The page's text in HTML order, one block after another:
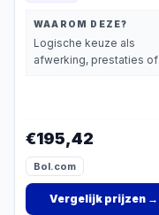
Waterdicht
Scheurbestendig -
Universeel - Zwart
WAAROM DEZE?
Logische keuze als
afwerking, prestaties of
€195,42
Bol.com
Vergelijk prijzen→